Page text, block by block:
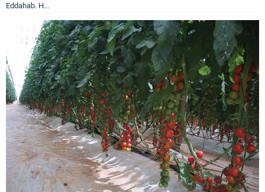
Eddahab. H...